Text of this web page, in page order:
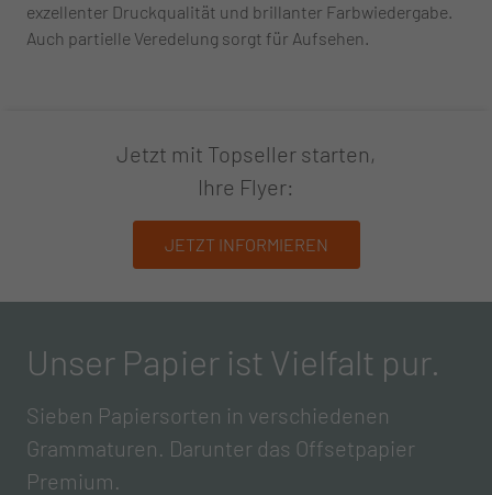
exzellenter Druckqualität und brillanter Farbwiedergabe.
Auch partielle Veredelung sorgt für Aufsehen.
Jetzt mit Topseller starten,
Ihre Flyer:
JETZT INFORMIEREN
Unser Papier ist Vielfalt pur.
Sieben Papiersorten in verschiedenen
Grammaturen. Darunter das Offsetpapier
Premium.